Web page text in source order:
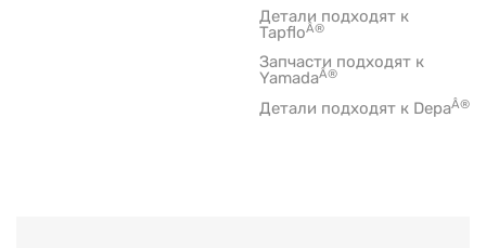
Детали подходят к
TapfloÂ®
Запчасти подходят к
YamadaÂ®
Детали подходят к DepaÂ®